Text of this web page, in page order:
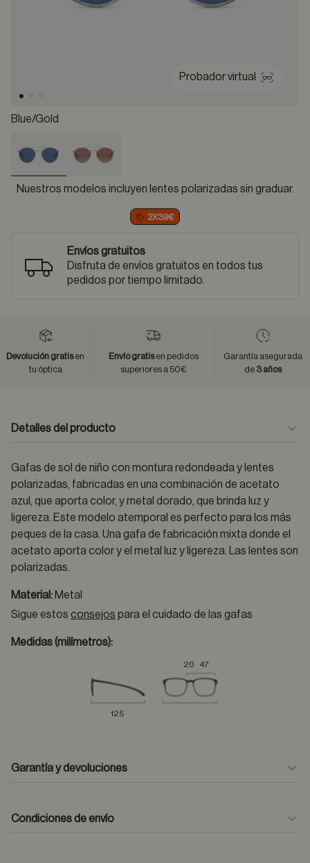
Probador virtual
Blue/gold
selected
Nuestros modelos incluyen lentes polarizadas sin graduar.
2X39€
Envíos gratuitos
Disfruta de envíos gratuitos en todos tus
pedidos por tiempo limitado.
Devolución gratisen
tu óptica
Envío gratisen pedidos
superiores a 50€
Garantía asegurada
de 3 años
Detalles del producto
Gafas de sol de niño con montura redondeada y lentes
polarizadas, fabricadas en una combinación de acetato
azul, que aporta color, y metal dorado, que brinda luz y
ligereza. Este modelo atemporal es perfecto para los más
peques de la casa. Una gafa de fabricación mixta donde el
acetato aporta color y el metal luz y ligereza. Las lentes son
polarizadas.
Material: Metal
Sigue estos consejos para el cuidado de las gafas
Medidas (milímetros):
20 47
125
Garantía y devoluciones
Condiciones de envío